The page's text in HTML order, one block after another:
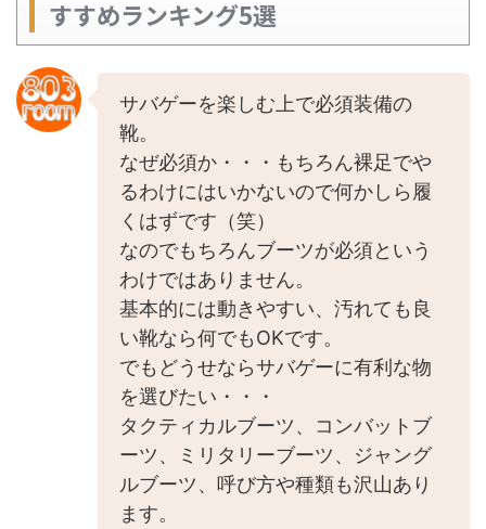
すすめランキング5選
サバゲーを楽しむ上で必須装備の
靴。
なぜ必須か・・・もちろん裸足でや
るわけにはいかないので何かしら履
くはずです（笑）
なのでもちろんブーツが必須という
わけではありません。
基本的には動きやすい、汚れても良
い靴なら何でもOKです。
でもどうせならサバゲーに有利な物
を選びたい・・・
タクティカルブーツ、コンバットブ
ーツ、ミリタリーブーツ、ジャング
ルブーツ、呼び方や種類も沢山あり
ます。